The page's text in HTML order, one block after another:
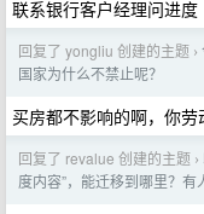
联系银行客户经理问进度
回复了 yongliu 创建的主题 ›
国家为什么不禁止呢？
买房都不影响的啊，你劳
回复了 revalue 创建的主题 ›
度内容”，能迁移到哪里？有